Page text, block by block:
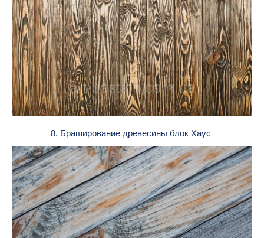
8. Браширование древесины блок Хаус